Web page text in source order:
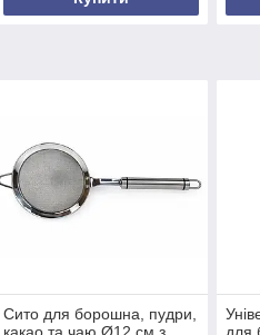
Сито для борошна, пудри,
какао та чаю Ø12 см з
для